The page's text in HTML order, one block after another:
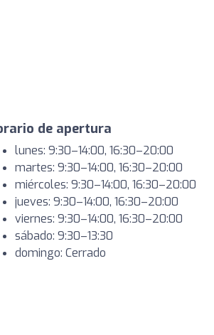
de apertura
lunes: 9:30–14:00, 16:30–20:00
martes: 9:30–14:00, 16:30–20:00
miércoles: 9:30–14:00, 16:30–20:00
jueves: 9:30–14:00, 16:30–20:00
viernes: 9:30–14:00, 16:30–20:00
sábado: 9:30–13:30
domingo: Cerrado